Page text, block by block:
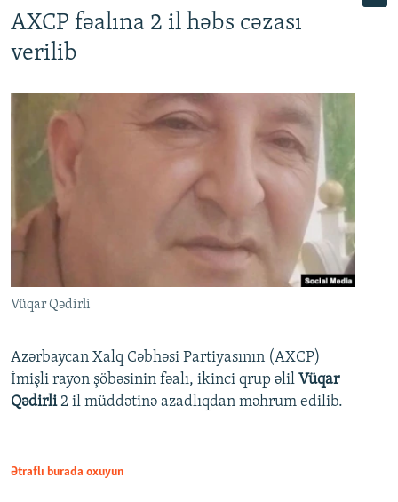
AXCP fəalına 2 il həbs cəzası
verilib
Vüqar Qədirli
Azərbaycan Xalq Cəbhəsi Partiyasının (AXCP)
İmişli rayon şöbəsinin fəalı, ikinci qrup əlil Vüqar
Qədirli2 il müddətinə azadlıqdan məhrum edilib.
Ətraflı burada oxuyun